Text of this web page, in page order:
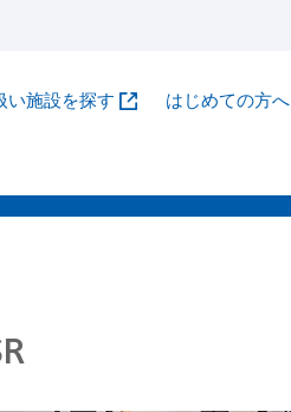
い施設を探す はじめての方へ